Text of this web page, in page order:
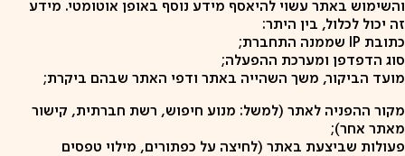
והשימוש באתר עשוי להיאסף מידע נוסף באופן אוטומטי. מידע
זה יכול לכלול, בין היתר:
כתובת IP שממנה התחברת;
סוג הדפדפן ומערכת ההפעלה;
מועד הביקור, משך השהייה באתר ודפי האתר שבהם ביקרת;
מקור ההפניה לאתר (למשל: מנוע חיפוש, רשת חברתית, קישור
מאתר אחר);
פעולות שביצעת באתר (לחיצה על כפתורים, מילוי טפסים